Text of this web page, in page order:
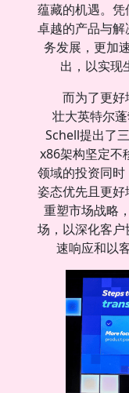
蕴藏的机遇。
卓越的产品与
务发展，更加
出，以实现
而为了更
壮大英特尔
Schell提出了
x86架构坚定不
领域的投资同
姿态优先且更
重塑市场战略
场，以深化客
速响应和以